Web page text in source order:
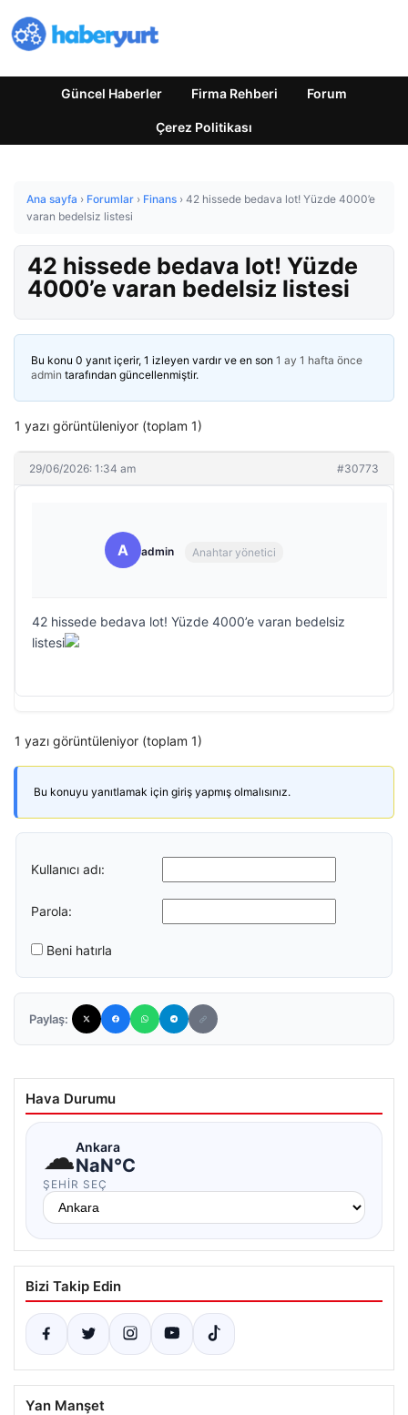
Güncel Haberler Firma Rehberi Forum
Çerez Politikası
Ana sayfa › Forumlar › Finans › 42 hissede bedava lot! Yüzde 4000’e
varan bedelsiz listesi
42 hissede bedava lot! Yüzde
4000’e varan bedelsiz listesi
Bu konu 0 yanıt içerir, 1 izleyen vardır ve en son 1 ay 1 hafta önce
admin tarafından güncellenmiştir.
1 yazı görüntüleniyor (toplam 1)
29/06/2026: 1:34 am #30773
A admin Anahtar yönetici
42 hissede bedava lot! Yüzde 4000’e varan bedelsiz
listesi
1 yazı görüntüleniyor (toplam 1)
Bu konuyu yanıtlamak için giriş yapmış olmalısınız.
Kullanıcı adı:
Parola:
Beni hatırla
Paylaş:
Hava Durumu
☁Ankara
NaN°C
ŞEHIR SEÇ
Bizi Takip Edin
Yan Manşet